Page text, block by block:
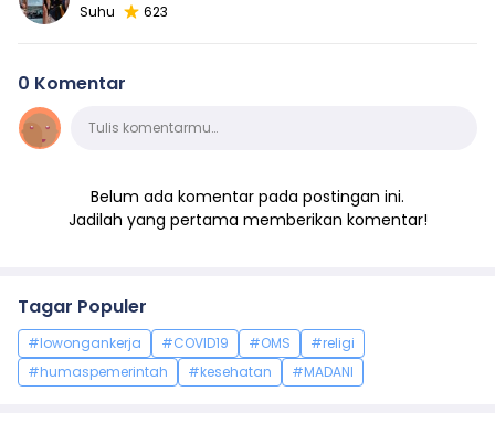
Suhu 623
0 Komentar
KomentarTulis komentarmu…
Belum ada komentar pada postingan ini.
Jadilah yang pertama memberikan komentar!
Tagar Populer
#lowongankerja #COVID19 #OMS
#religi
#humaspemerintah
#kesehatan #MADANI